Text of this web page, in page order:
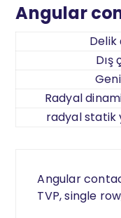
Angular
Delik
Radyal
radyal statik
Angular
TVP, single